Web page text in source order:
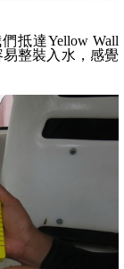
抵達Yellow Wall
整裝入水，感覺